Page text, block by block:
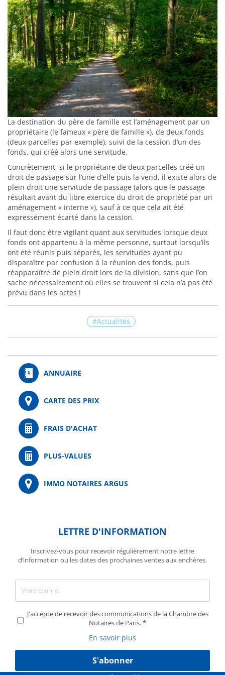
La destination du père de famille est l’aménagement par un
propriétaire (le fameux « père de famille »), de deux fonds
(deux parcelles par exemple), suivi de la cession d’un des
fonds, qui créé alors une servitude.
Concrètement, si le propriétaire de deux parcelles créé un
droit de passage sur l’une d’elle puis la vend, il existe alors de
plein droit une servitude de passage (alors que le passage
résultait avant du libre exercice du droit de propriété par un
aménagement « interne »), sauf à ce que cela ait été
expressément écarté dans la cession.
Il faut donc être vigilant quant aux servitudes lorsque deux
fonds ont appartenu à la même personne, surtout lorsqu’ils
ont été réunis puis séparés, les servitudes ayant pu
disparaître par confusion à la réunion des fonds, puis
réapparaître de plein droit lors de la division, sans que l’on
sache nécessairement où elles se trouvent si cela n’a pas été
prévu dans les actes !
Actualités
ANNUAIRE
CARTE DES PRIX
FRAIS D'ACHAT
PLUS-VALUES
IMMO NOTAIRES ARGUS
LETTRE D'INFORMATION
Inscrivez-vous pour recevoir régulièrement notre lettre
d’information ou les dates des prochaines ventes aux enchères.
J'accepte de recevoir des communications de la Chambre des
Notaires de Paris.
En savoir plus
S'abonner